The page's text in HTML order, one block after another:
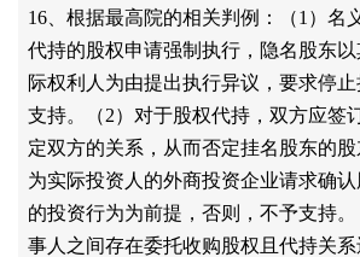
16、根据最高院的相关判例：（1）名
代持的股权申请强制执行，隐名股东
际权利人为由提出执行异议，要求停
支持。（2）对于股权代持，双方应签
定双方的关系，从而否定挂名股东的
为实际投资人的外商投资企业请求确
的投资行为为前提，否则，不予支持
事人之间存在委托收购股权且代持关